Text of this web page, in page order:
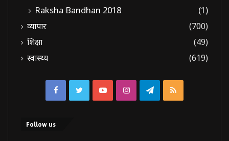
Raksha Bandhan 2018
(1)
व्यापार
(700)
शिक्षा
(49)
स्वास्थ्य
(619)
FacebookTwitterYouTubeInstagramTelegram
RSS
Follow us